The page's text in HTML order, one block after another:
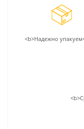
<b>Надежно